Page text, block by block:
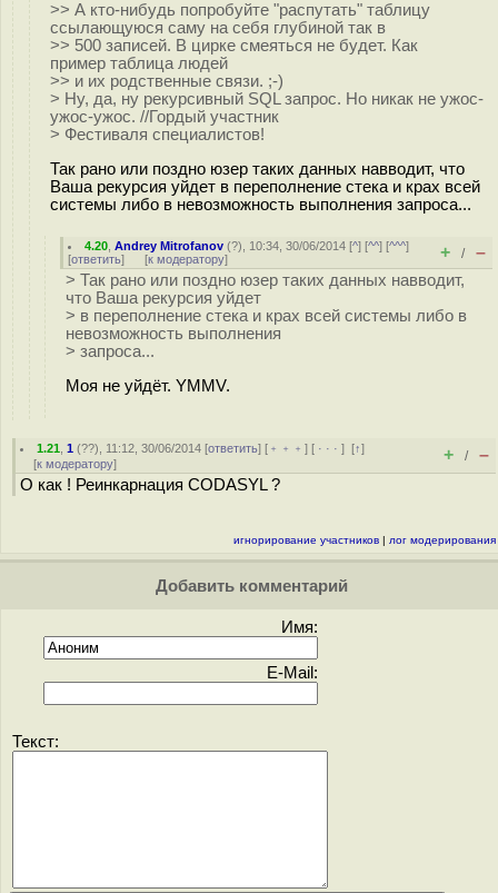
>> А кто-нибудь попробуйте "распутать" таблицу
ссылающуюся саму на себя глубиной так в
>> 500 записей. В цирке смеяться не будет. Как
пример таблица людей
>> и их родственные связи. ;-)
> Ну, да, ну рекурсивный SQL запрос. Но никак не ужос-
ужос-ужос. //Гордый участник
> Фестиваля специалистов!
Так рано или поздно юзер таких данных навводит, что
Ваша рекурсия уйдет в переполнение стека и крах всей
системы либо в невозможность выполнения запроса...
4.20 ,Andrey Mitrofanov (?), 10:34, 30/06/2014 [^] [^^] [^^^]
[ответить] [к модератору] + / –
> Так рано или поздно юзер таких данных навводит,
что Ваша рекурсия уйдет
> в переполнение стека и крах всей системы либо в
невозможность выполнения
> запроса...
Моя не уйдёт. YMMV.
1.21 ,1 (??), 11:12, 30/06/2014 [ответить] [ ﹢﹢﹢] [ · · ·][↑]
[к модератору] + / –
О как ! Реинкарнация CODASYL ?
игнорирование участников | лог модерирования
Добавить комментарий
Имя:
E-Mail:
Текст: